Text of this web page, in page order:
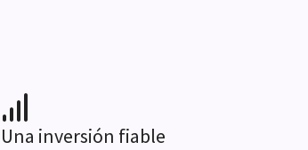
Una inversión fiable